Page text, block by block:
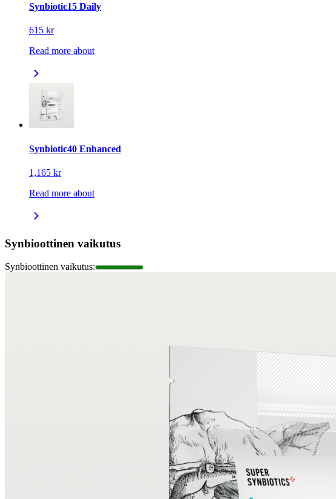
Synbiotic15 Daily
615 kr
Read more about
Synbiotic40 Enhanced
1,165 kr
Read more about
Synbioottinen vaikutus
Synbioottinen vaikutus: